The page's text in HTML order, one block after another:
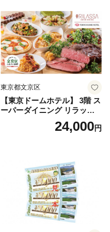
東京都文京区
【東京ドームホテル】 3階 ス
ーパーダイニング リラッサ
ランチブッフェ お食事券 大
人1名様分 関東 東京 ご利用
24,000円